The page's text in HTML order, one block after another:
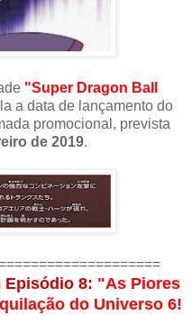
"Super Dragon Ball
a data de lançamento do
promocional, prevista
de 2019.
Episódio 8: "As Piores
do Universo 6!